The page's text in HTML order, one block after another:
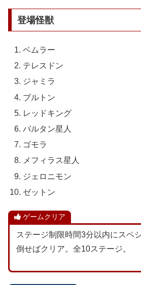
登場怪獣
ベムラー
テレスドン
ジャミラ
ブルトン
レッドキング
バルタン星人
ゴモラ
メフィラス星人
ジェロニモン
ゼットン
ゲームクリア
ステージ制限時間3分以内にスペ
倒せばクリア。全10ステージ。